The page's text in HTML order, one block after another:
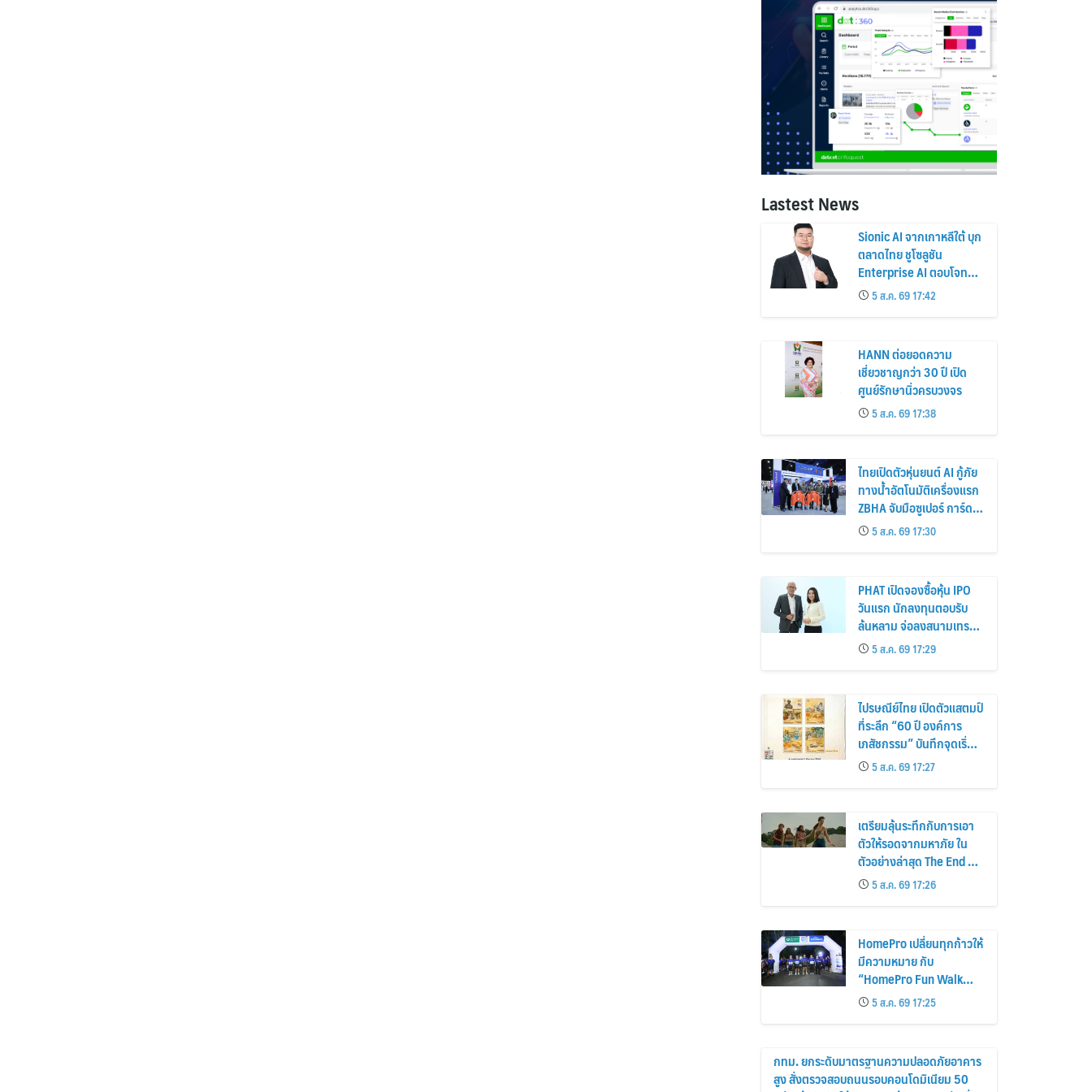
Lastest News
Sionic AI จากเกาหลีใต้ บุก
ตลาดไทย ชูโซลูชัน
Enterprise AI ตอบโจทย์
องค์กรยุคใหม่ เสถียร
ปลอดภัย และใช้งานได้จริง
5 ส.ค. 69 17:42
HANN ต่อยอดความ
เชี่ยวชาญกว่า 30 ปี เปิด
ศูนย์รักษานิ่วครบวงจร
5 ส.ค. 69 17:38
ไทยเปิดตัวหุ่นยนต์ AI กู้ภัย
ทางน้ำอัตโนมัติเครื่องแรก
ZBHA จับมือซูเปอร์ การ์ด
นำร่องที่ภูเก็ต
5 ส.ค. 69 17:30
PHAT เปิดจองซื้อหุ้น IPO
วันแรก นักลงทุนตอบรับ
ล้นหลาม จ่อลงสนามเทรด
ตลาด mai 20 ส.ค.นี้
5 ส.ค. 69 17:29
ไปรษณีย์ไทย เปิดตัวแสตมป์
ที่ระลึก “60 ปี องค์การ
เภสัชกรรม” บันทึกจุดเริ่ม
ต้นการพึ่งพาตนเองด้าน
ยาของไทย สู่ 6 ทศวรรษ
แห่งการพัฒนาสุขภาพคน
ไทย
5 ส.ค. 69 17:27
เตรียมลุ้นระทึกกับการเอา
ตัวให้รอดจากมหาภัย ใน
ตัวอย่างล่าสุด The End of
Oak Street – มหาภัยสุด
ถนนโอ๊ค
5 ส.ค. 69 17:26
HomePro เปลี่ยนทุกก้าวให้
มีความหมาย กับ
“HomePro Fun Walk
2026: Walk for Life” ทุก
ก้าวที่เดิน… คือโอกาสแห่ง
การมีชีวิต
5 ส.ค. 69 17:25
กทม. ยกระดับมาตรฐานความปลอดภัยอาคาร
สูง สั่งตรวจสอบถนนรอบคอนโดมิเนียม 50